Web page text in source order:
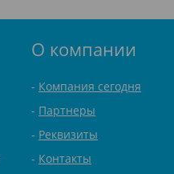
О компании
Компания сегодня
Партнеры
Реквизиты
Контакты